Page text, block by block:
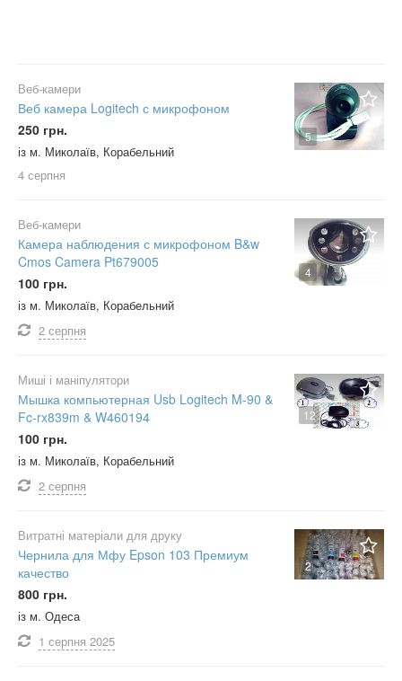
5
Веб-камери
Веб камера Logitech с микрофоном
250 грн.
із м. Миколаїв, Корабельний
4 серпня
4
Веб-камери
Камера наблюдения с микрофоном B&w
Cmos Camera Pt679005
100 грн.
із м. Миколаїв, Корабельний
2 серпня
12
Миші і маніпулятори
Мышка компьютерная Usb Logitech M-90 &
Fc-rx839m & W460194
100 грн.
із м. Миколаїв, Корабельний
2 серпня
2
Витратні матеріали для друку
Чернила для Мфу Epson 103 Премиум
качество
800 грн.
із м. Одеса
1 серпня 2025